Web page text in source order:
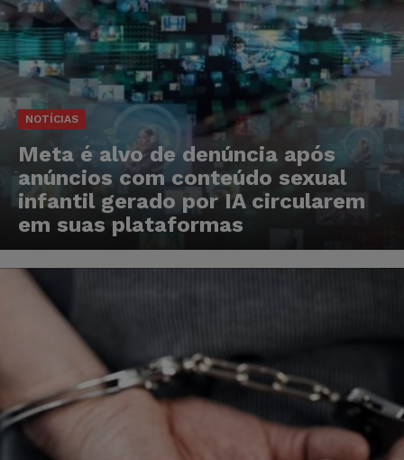
NOTÍCIAS
Meta é alvo de denúncia após
anúncios com conteúdo sexual
infantil gerado por IA circularem
em suas plataformas